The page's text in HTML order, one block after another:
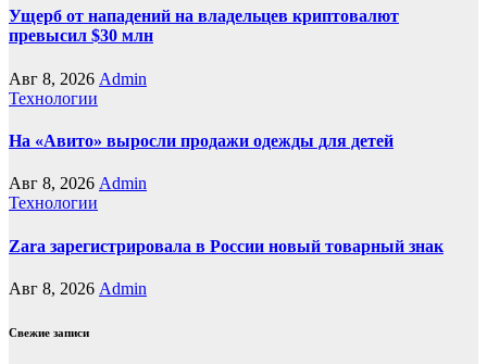
Ущерб от нападений на владельцев криптовалют
превысил $30 млн
Авг 8, 2026 Admin
Технологии
На «Авито» выросли продажи одежды для детей
Авг 8, 2026 Admin
Технологии
Zara зарегистрировала в России новый товарный знак
Авг 8, 2026 Admin
Свежие записи